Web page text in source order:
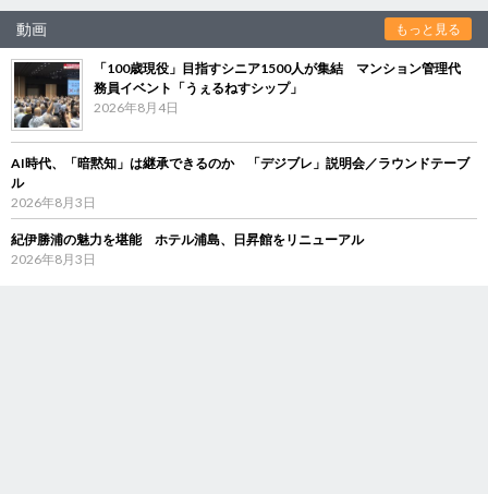
動画 もっと見る
「100歳現役」目指すシニア1500人が集結 マンション管理代
務員イベント「うぇるねすシップ」
2026年8月4日
AI時代、「暗黙知」は継承できるのか 「デジブレ」説明会／ラウンドテーブ
ル
2026年8月3日
紀伊勝浦の魅力を堪能 ホテル浦島、日昇館をリニューアル
2026年8月3日